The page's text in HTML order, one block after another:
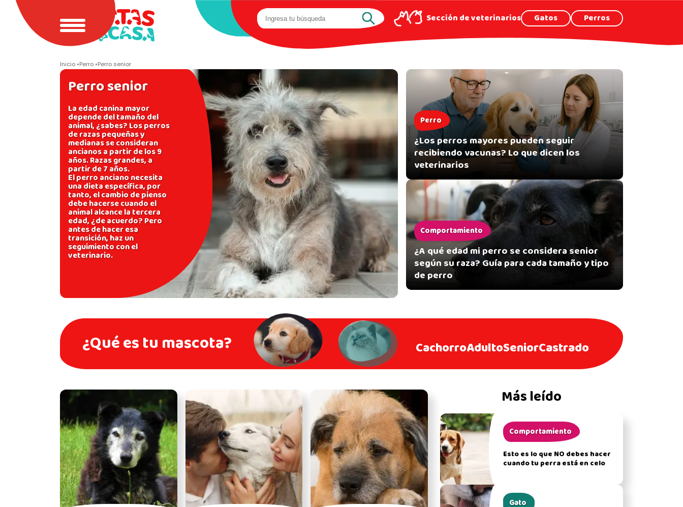
Sección de veterinarios Gatos Perros
Inicio Perro Perro senior
Perro senior
La edad canina mayor
depende del tamaño del
animal, ¿sabes? Los perros
de razas pequeñas y
medianas se consideran
ancianos a partir de los 9
años. Razas grandes, a
partir de 7 años.
El perro anciano necesita
una dieta específica, por
tanto, el cambio de pienso
debe hacerse cuando el
animal alcance la tercera
edad, ¿de acuerdo? Pero
antes de hacer esa
transición, haz un
seguimiento con el
veterinario.
Perro
¿Los perros mayores pueden seguir
recibiendo vacunas? Lo que dicen los
veterinarios
Comportamiento
¿A qué edad mi perro se considera senior
según su raza? Guía para cada tamaño y tipo
de perro
¿Qué es tu mascota? CachorroAdultoSeniorCastrado
Más leído
Comportamiento
Esto es lo que NO debes hacer
cuando tu perra está en celo
Gato